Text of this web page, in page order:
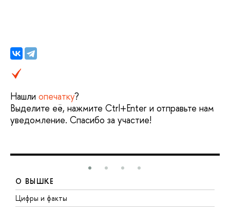
Нашли опечатку?
Выделите её, нажмите Ctrl+Enter и отправьте нам
уведомление. Спасибо за участие!
О ВЫШКЕ
Цифры и факты